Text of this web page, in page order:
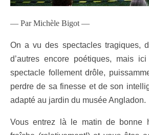
— Par Michèle Bigot —
On a vu des spectacles tragiques,
d’autres encore poétiques, mais
spectacle follement drôle,
perdre de sa finesse et de son
adapté au jardin du musée Angladon.
Vous entrez là le matin de bonne